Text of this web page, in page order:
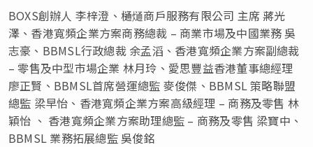
BOXS創辦人 李梓澄、樋熥商戶服務有限公司 主席 蔣光
澤、香港寬頻企業方案商務總裁 – 商業市場及中國業務 吳
志豪、BBMSL行政總裁 余孟滔、香港寬頻企業方案副總裁
– 零售及中型市場企業 林月玲、愛思豐益香港董事總經理
廖正賢、BBMSL首席營運總監 麥俊傑、BBMSL 策略聯盟
總監 梁早怡、香港寬頻企業方案高級經理 – 商務及零售 林
穎怡 、 香港寬頻企業方案助理總監 – 商務及零售 梁寶中、
BBMSL 業務拓展總監 吳俊銘